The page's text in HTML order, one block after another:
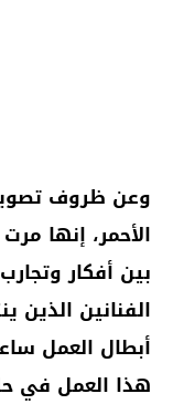
وعن ظروف
الأحمر، إنها
بين أفكار
الفنانين الذين
أبطال العمل
هذا العمل في